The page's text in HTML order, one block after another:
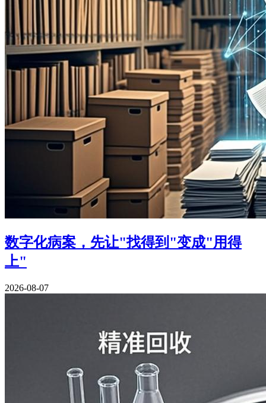
数字化病案，先让"找得到"变成"用得
上"
2026-08-07